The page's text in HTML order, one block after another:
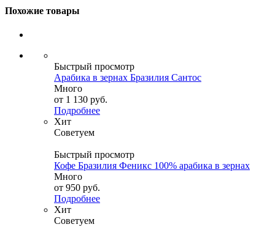
Похожие товары
Быстрый просмотр
Арабика в зернах Бразилия Сантос
Много
от 1 130 руб.
Подробнее
Хит
Советуем
Быстрый просмотр
Кофе Бразилия Феникс 100% арабика в зернах
Много
от 950 руб.
Подробнее
Хит
Советуем